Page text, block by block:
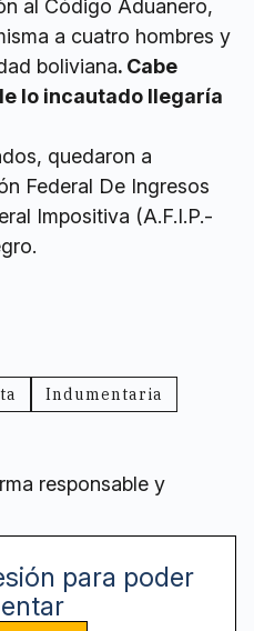
al Código Aduanero,
a cuatro hombres y
boliviana. Cabe
lo incautado llegaría
quedaron a
Federal De Ingresos
Impositiva (A.F.I.P.-
Indumentaria
responsable y
para poder